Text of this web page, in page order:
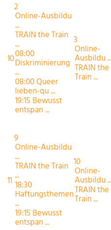
10
2
Online-Ausbildu
...
TRAIN the Train
...
08:00
Diskriminierung
...
08:00 Queer
lieben-qu ...
19:15 Bewusst
entspan ...
3
Online-
Ausbildu
TRAIN the
Train ...
11
9
Online-Ausbildu
...
TRAIN the Train
...
18:30
Haftungsthemen
...
19:15 Bewusst
entspan ...
10
Online-
Ausbildu
TRAIN the
Train ...